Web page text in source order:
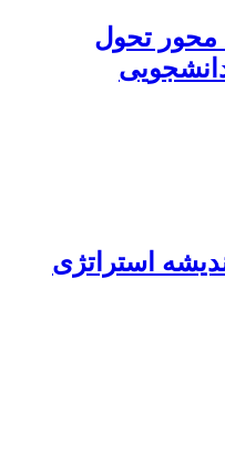
محور تحول
استراتژی